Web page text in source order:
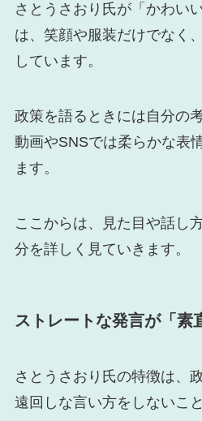
さとうさおり氏が「かわい
は、笑顔や服装だけでなく
しています。
政策を語るときには自分の
動画やSNSでは柔らかな表
ます。
ここからは、見た目や話し
分を詳しく見ていきます。
ストレートな発言が「素
さとうさおり氏の特徴は、
遠回しな言い方をしないこと